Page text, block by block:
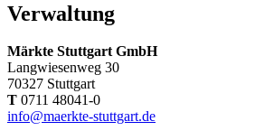
Verwaltung
Märkte Stuttgart GmbH
Langwiesenweg 30
70327 Stuttgart
T 0711 48041-0
info@maerkte-stuttgart.de